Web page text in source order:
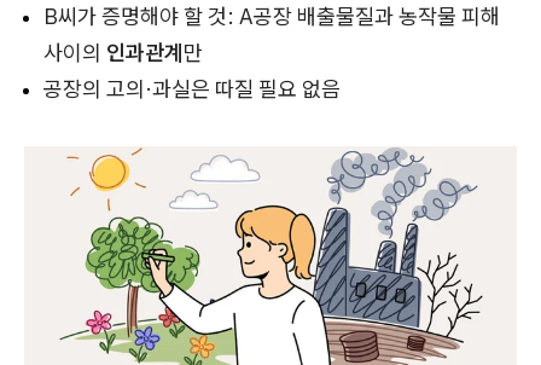
B씨가 증명해야 할 것: A공장 배출물질과 농작물 피해
사이의 인과관계만
공장의 고의·과실은 따질 필요 없음